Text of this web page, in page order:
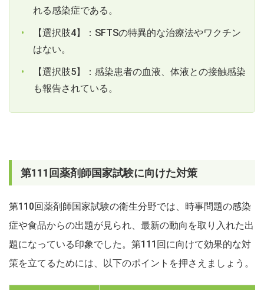
れる感染症である。
【選択肢4】：SFTSの特異的な治療法やワクチン
はない。
【選択肢5】：感染患者の血液、体液との接触感染
も報告されている。
第111回薬剤師国家試験に向けた対策
第110回薬剤師国家試験の衛生分野では、時事問題の感染
症や食品からの出題が見られ、最新の動向を取り入れた出
題になっている印象でした。第111回に向けて効果的な対
策を立てるためには、以下のポイントを押さえましょう。